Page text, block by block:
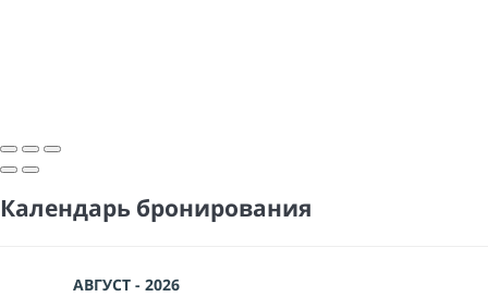
Календарь бронирования
АВГУСТ - 2026